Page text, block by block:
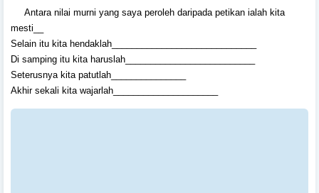
Antara nilai murni yang saya peroleh daripada petikan ialah kita
mesti__
Selain itu kita hendaklah_____________________________
Di samping itu kita haruslah__________________________
Seterusnya kita patutlah_______________
Akhir sekali kita wajarlah_____________________